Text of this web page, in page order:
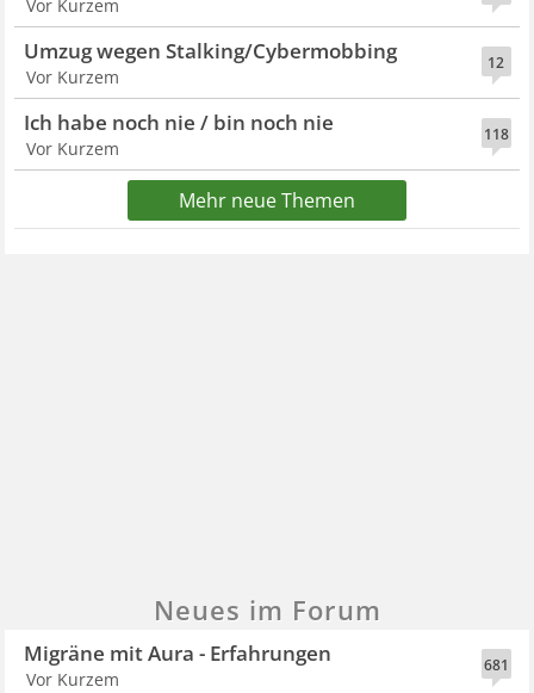
Vor Kurzem
12
Umzug wegen Stalking/Cybermobbing
Vor Kurzem
118
Ich habe noch nie / bin noch nie
Vor Kurzem
Mehr neue Themen
Neues im Forum
681
Migräne mit Aura - Erfahrungen
Vor Kurzem